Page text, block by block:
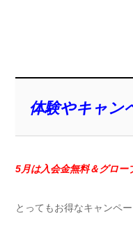
体験やキャン
5月は入会金無料＆グロー
とってもお得なキャンペー